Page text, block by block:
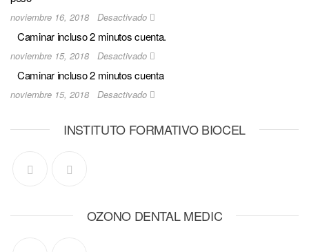
noviembre 16, 2018 Desactivado
Caminar incluso 2 minutos cuenta.
noviembre 15, 2018 Desactivado
Caminar incluso 2 minutos cuenta
noviembre 15, 2018 Desactivado
INSTITUTO FORMATIVO BIOCEL
OZONO DENTAL MEDIC